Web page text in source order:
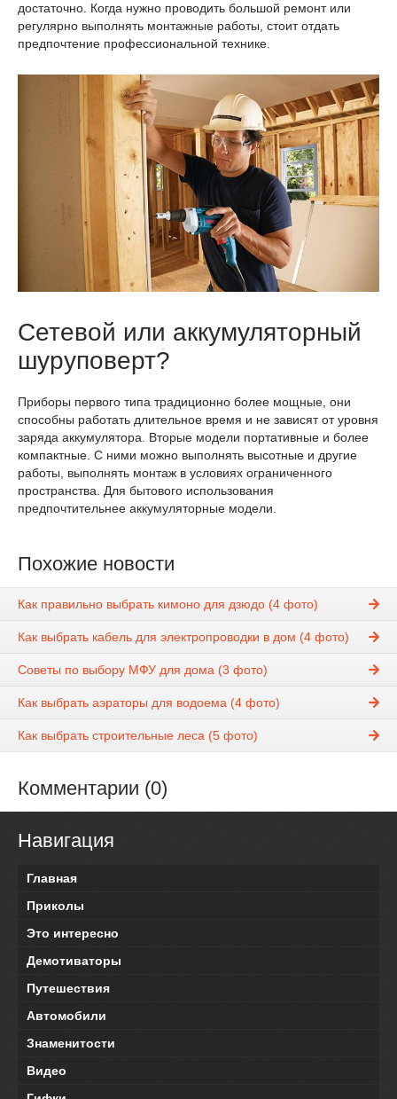
достаточно. Когда нужно проводить большой ремонт или
регулярно выполнять монтажные работы, стоит отдать
предпочтение профессиональной технике.
Сетевой или аккумуляторный
шуруповерт?
Приборы первого типа традиционно более мощные, они
способны работать длительное время и не зависят от уровня
заряда аккумулятора. Вторые модели портативные и более
компактные. С ними можно выполнять высотные и другие
работы, выполнять монтаж в условиях ограниченного
пространства. Для бытового использования
предпочтительнее аккумуляторные модели.
Похожие новости
Как правильно выбрать кимоно для дзюдо (4 фото)
Как выбрать кабель для электропроводки в дом (4 фото)
Советы по выбору МФУ для дома (3 фото)
Как выбрать аэраторы для водоема (4 фото)
Как выбрать строительные леса (5 фото)
Комментарии (0)
Навигация
Главная
Приколы
Это интересно
Демотиваторы
Путешествия
Автомобили
Знаменитости
Видео